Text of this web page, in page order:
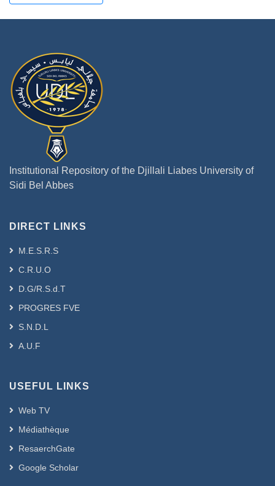
Institutional Repository of the Djillali Liabes University of
Sidi Bel Abbes
DIRECT LINKS
M.E.S.R.S
C.R.U.O
D.G/R.S.d.T
PROGRES FVE
S.N.D.L
A.U.F
USEFUL LINKS
Web TV
Médiathèque
ResaerchGate
Google Scholar